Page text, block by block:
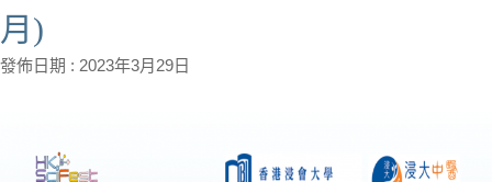
月)
發佈日期 : 2023年3月29日